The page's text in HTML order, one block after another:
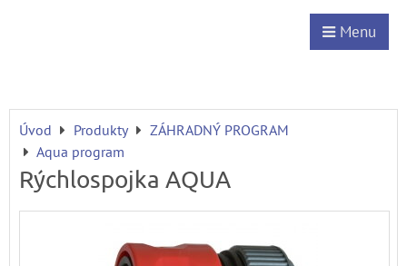
Menu
Úvod Produkty
ZÁHRADNÝ PROGRAM
Aqua program
Rýchlospojka AQUA